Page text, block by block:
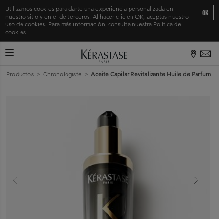
Utilizamos cookies para darte una experiencia personalizada en
nuestro sitio y en el de terceros. Al hacer clic en OK, aceptas nuestro
uso de cookies. Para más información, consulta nuestra Política de
cookies
OK
CAMBIAR MODO DE NAVEGACIÓN
Productos > Chronologiste > Aceite Capilar Revitalizante Huile de Parfum